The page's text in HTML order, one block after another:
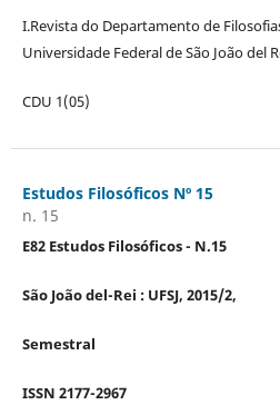
I.Revista do Departamento de
Universidade Federal de São João del
CDU 1(05)
Estudos Filosóficos Nº 15
n. 15
E82 Estudos Filosóficos - N.15
São João del-Rei : UFSJ, 2015/2,
Semestral
ISSN 2177-2967